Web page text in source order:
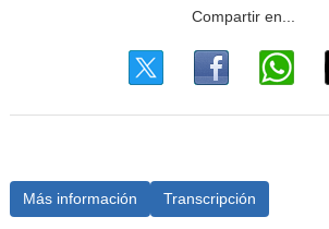
Más información Transcripción